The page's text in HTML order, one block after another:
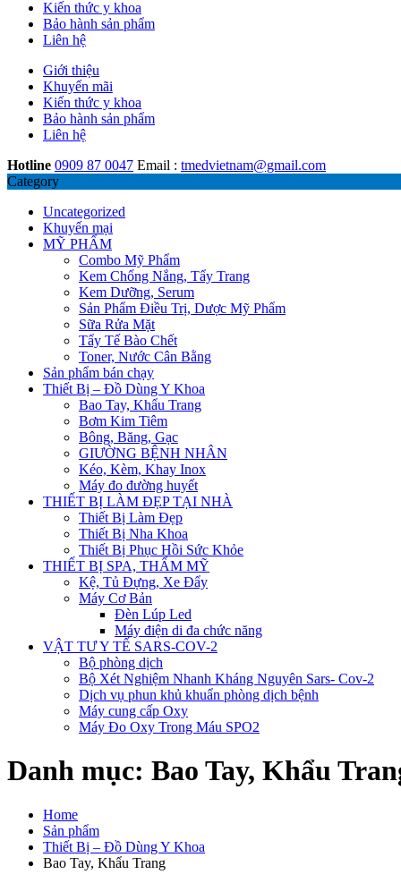
Kiến thức y khoa
Bảo hành sản phẩm
Liên hệ
Giới thiệu
Khuyến mãi
Kiến thức y khoa
Bảo hành sản phẩm
Liên hệ
Hotline 0909 87 0047 Email : tmedvietnam@gmail.com
Category
Uncategorized
Khuyến mại
MỸ PHẨM
Combo Mỹ Phẩm
Kem Chống Nắng, Tẩy Trang
Kem Dưỡng, Serum
Sản Phẩm Điều Trị, Dược Mỹ Phẩm
Sữa Rửa Mặt
Tẩy Tế Bào Chết
Toner, Nước Cân Bằng
Sản phẩm bán chạy
Thiết Bị – Đồ Dùng Y Khoa
Bao Tay, Khẩu Trang
Bơm Kim Tiêm
Bông, Băng, Gạc
GIƯỜNG BỆNH NHÂN
Kéo, Kèm, Khay Inox
Máy đo đường huyết
THIẾT BỊ LÀM ĐẸP TẠI NHÀ
Thiết Bị Làm Đẹp
Thiết Bị Nha Khoa
Thiết Bị Phục Hồi Sức Khỏe
THIẾT BỊ SPA, THẨM MỸ
Kệ, Tủ Đựng, Xe Đẩy
Máy Cơ Bản
Đèn Lúp Led
Máy điện di đa chức năng
VẬT TƯ Y TẾ SARS-COV-2
Bộ phòng dịch
Bộ Xét Nghiệm Nhanh Kháng Nguyên Sars- Cov-2
Dịch vụ phun khủ khuẩn phòng dịch bệnh
Máy cung cấp Oxy
Máy Đo Oxy Trong Máu SPO2
Danh mục: Bao Tay, Khẩu
Home
Sản phẩm
Thiết Bị – Đồ Dùng Y Khoa
Bao Tay, Khẩu Trang